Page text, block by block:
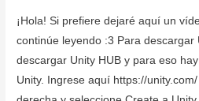
¡Hola! Si prefiere dejaré aquí un
continúe leyendo :3 Para descargar
descargar Unity HUB y para eso
Unity. Ingrese aquí https://